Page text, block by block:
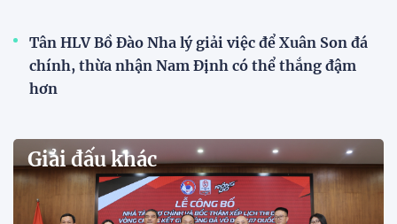
VCK U21 Quốc gia – Cúp FPT Play 2026: Hứa
Quy tụ 12 đội bóng trẻ hàng đầu cả nước, VCK U21
Quốc gia – Cúp FPT Play 2026 hứa hẹn tạo nên cuộc
đua sôi động, đồng thời là bệ phóng cho những
gương mặt triển vọng của bóng đá Việt Nam.